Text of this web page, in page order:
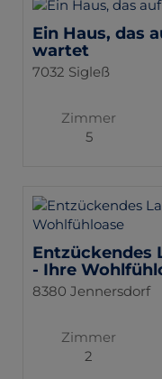
Ein Haus, das
wartet
7032 Sigleß
Zimmer
5
Entzückendes
- Ihre
8380 Jennersdorf
Zimmer
2